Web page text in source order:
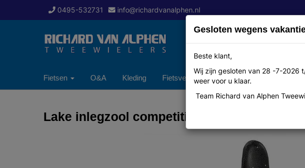
0495-532731 info@richardvanalphen.nl
Fietsen O&A Kleding Fietsverzekering Over ons
Lake inlegzool competition carbon l
Gesloten wegens
Beste klant,
Wij zijn gesloten van 28 -7-2026
weer voor u klaar.
Team Richard van Alphen